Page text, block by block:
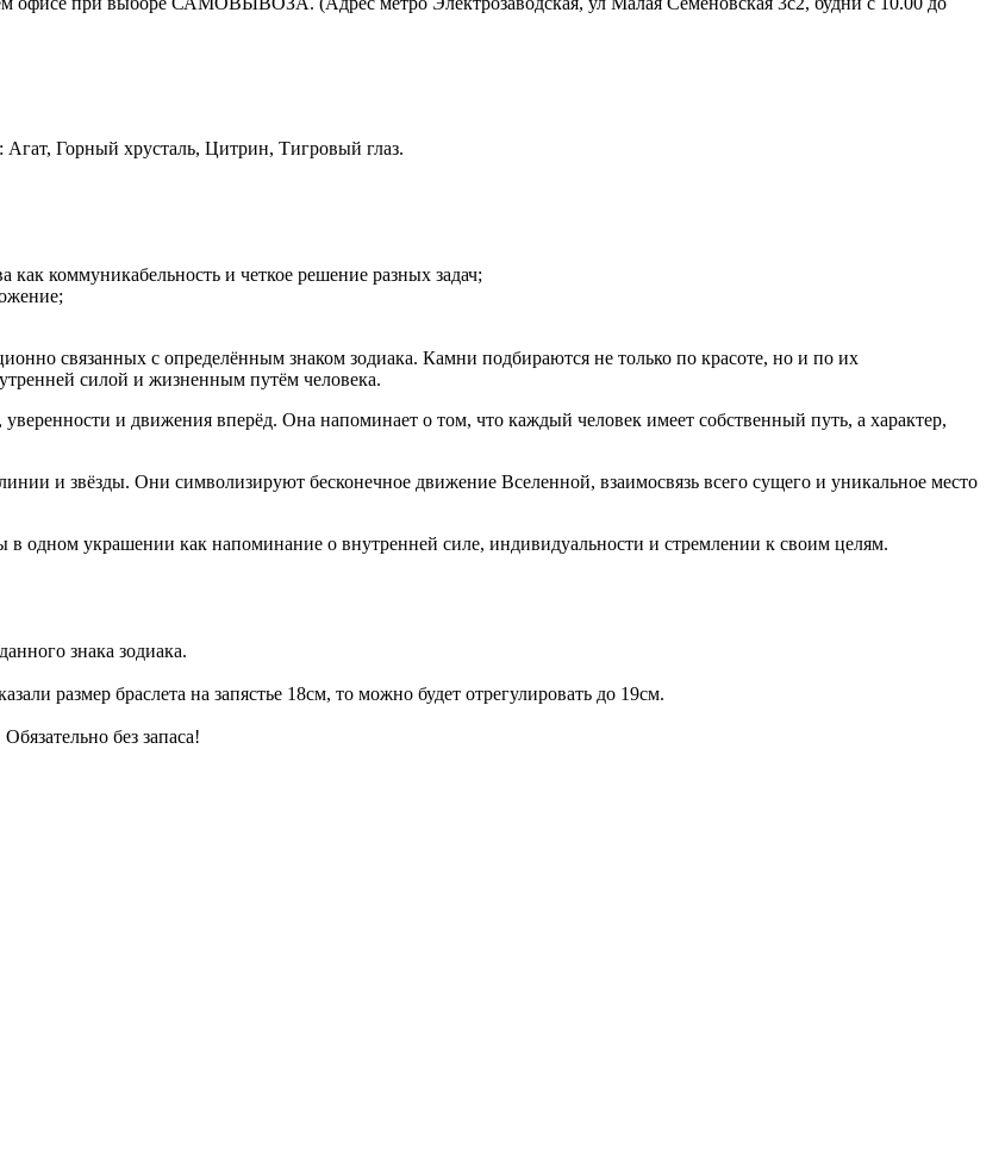
Горный хрусталь, Цитрин, Тигровый глаз.
как коммуникабельность и четкое решение разных задач;
связанных с определённым знаком зодиака. Камни подбираются не только по красоте, но и по их
силой и жизненным путём человека.
и движения вперёд. Она напоминает о том, что каждый человек имеет собственный путь, а характер,
и звёзды. Они символизируют бесконечное движение Вселенной, взаимосвязь всего сущего и уникальное место
одном украшении как напоминание о внутренней силе, индивидуальности и стремлении к своим целям.
знака зодиака.
размер браслета на запястье 18см, то можно будет отрегулировать до 19см.
без запаса!